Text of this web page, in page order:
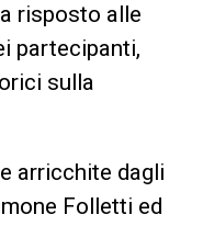
risposto alle
partecipanti,
sulla
arricchite dagli
Folletti ed